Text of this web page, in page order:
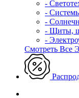
-
-
-
- Щиты,
-
Смотреть Все